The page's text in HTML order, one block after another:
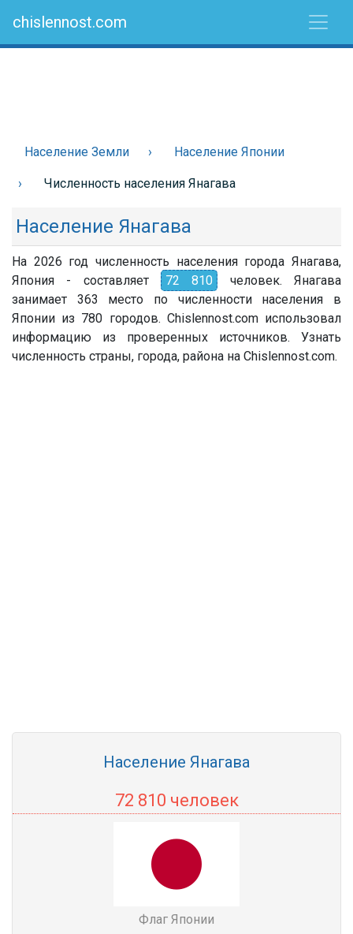
chislennost.com
Население Земли Население Японии
Численность населения Янагава
Население Янагава
На 2026 год численность населения города Янагава,
Япония - составляет
72 810
человек. Янагава
занимает 363 место по численности населения в
Японии из 780 городов. Chislennost.com использовал
информацию из проверенных источников. Узнать
численность страны, города, района на Chislennost.com.
Население Янагава
72 810 человек
Флаг Японии